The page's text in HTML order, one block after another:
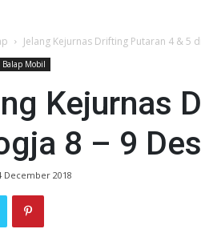
Jelang Kejurnas Drifting Putaran 4 & 5
Balap Mobil
Kejurnas
8 – 9
December 2018